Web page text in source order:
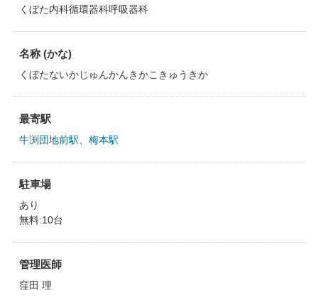
くぼた内科循環器科呼吸器科
名称 (かな)
くぼたないかじゅんかんきかこきゅうきか
最寄駅
牛渕団地前駅 梅本駅
駐車場
あり
無料:10台
管理医師
窪田 理